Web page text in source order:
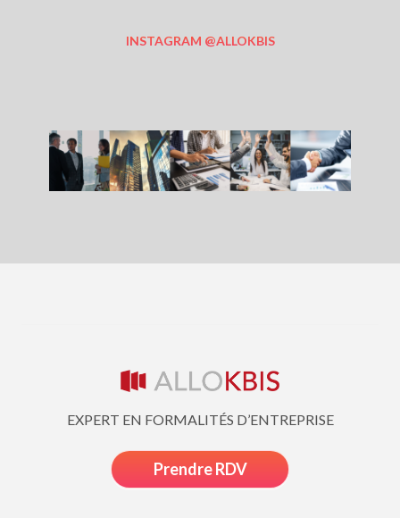
INSTAGRAM @ALLOKBIS
EXPERT EN FORMALITÉS D’ENTREPRISE
Prendre RDV